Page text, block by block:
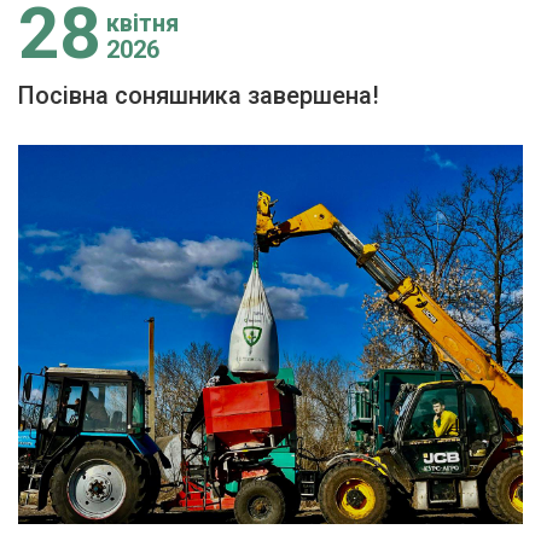
28 квітня
2026
Посівна соняшника завершена!